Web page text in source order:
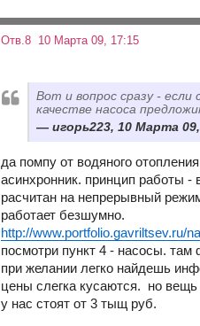
Отв.8 10 Марта 09, 17:15
Вот и вопрос сразу -
качестве насоса
игорь223, 10 Марта
да помпу от водяного
асинхронник. принцип работы -
расчитан на непрерывный
работает безшумно.
http://www.portfolio.gavriltsev.ru/
посмотри пункт 4 - насосы. там
при желании легко найдешь
цены слегка кусаются. но
у нас стоят от 3 тыщ руб.